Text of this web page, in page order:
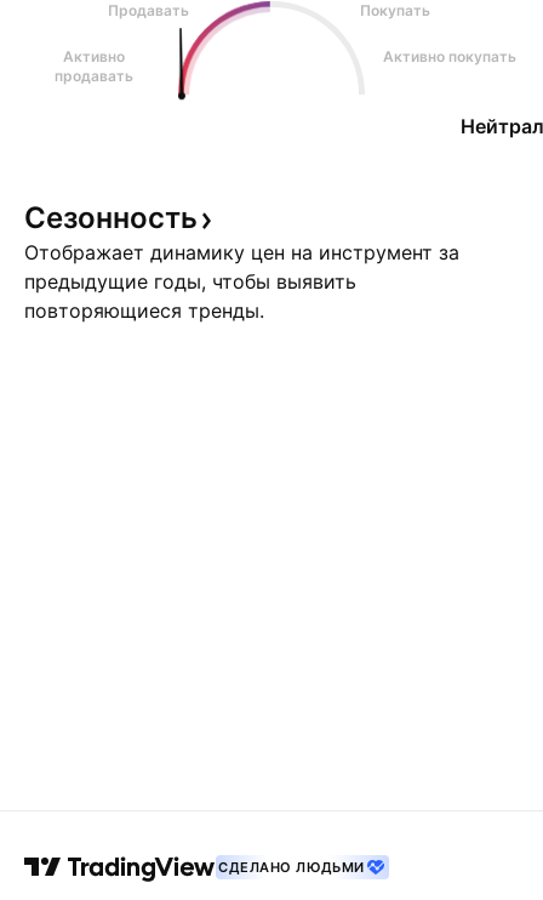
Продавать
Покупать
Активно
продавать
Активно покупать
Сезонность
Отображает динамику цен на инструмент за
предыдущие годы, чтобы выявить
повторяющиеся тренды.
СДЕЛАНО ЛЮДЬМИ